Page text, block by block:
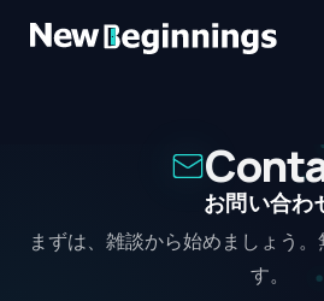
お問い合わ
まずは、雑談から始めましょう
す。